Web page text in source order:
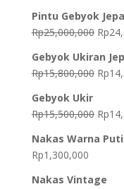
Pintu Gebyok
Rp25,000,000
was:
Rp
Gebyok Ukiran
Rp15,800,000 Rp
Gebyok Ukir
Rp15,500,000
was:
Rp
Nakas Warna
Rp1,300,000
Nakas Vintage